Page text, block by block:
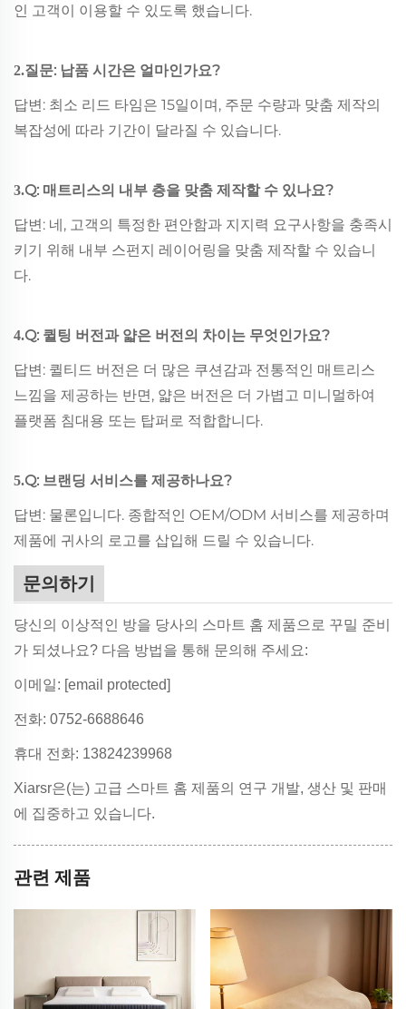
인 고객이 이용할 수 있도록 했습니다.
2.질문: 납품 시간은 얼마인가요?
답변: 최소 리드 타임은 15일이며, 주문 수량과 맞춤 제작의
복잡성에 따라 기간이 달라질 수 있습니다.
3.Q: 매트리스의 내부 층을 맞춤 제작할 수 있나요?
답변: 네, 고객의 특정한 편안함과 지지력 요구사항을 충족시
키기 위해 내부 스펀지 레이어링을 맞춤 제작할 수 있습니
다.
4.Q: 퀼팅 버전과 얇은 버전의 차이는 무엇인가요?
답변: 퀼티드 버전은 더 많은 쿠션감과 전통적인 매트리스
느낌을 제공하는 반면, 얇은 버전은 더 가볍고 미니멀하여
플랫폼 침대용 또는 탑퍼로 적합합니다.
5.Q: 브랜딩 서비스를 제공하나요?
답변: 물론입니다. 종합적인 OEM/ODM 서비스를 제공하며
제품에 귀사의 로고를 삽입해 드릴 수 있습니다.
문의하기
당신의 이상적인 방을 당사의 스마트 홈 제품으로 꾸밀 준비
가 되셨나요? 다음 방법을 통해 문의해 주세요:
이메일: [email protected]
전화: 0752-6688646
휴대 전화: 13824239968
Xiarsr은(는) 고급 스마트 홈 제품의 연구 개발, 생산 및 판매
에 집중하고 있습니다.
관련 제품